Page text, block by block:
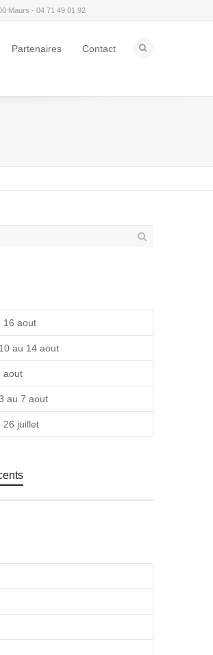
Maurs - 04 71 49 01 92
Partenaires Contact
16 aout
au 14 aout
aout
au 7 aout
26 juillet